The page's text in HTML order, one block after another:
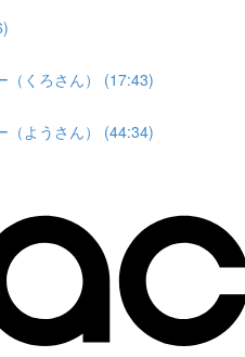
（くろさん） (17:43)
（ようさん） (44:34)